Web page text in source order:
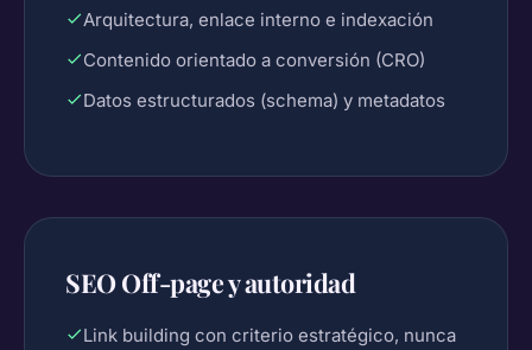
Arquitectura, enlace interno e indexación
Contenido orientado a conversión (CRO)
Datos estructurados (schema) y metadatos
SEO Off-page y autoridad
Link building con criterio estratégico, nunca